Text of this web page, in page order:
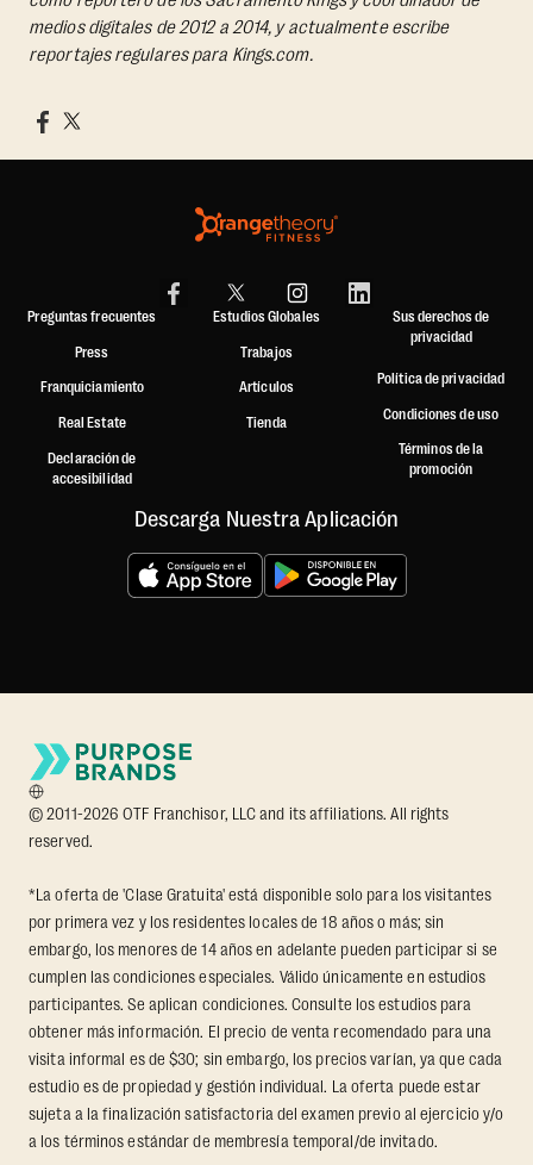
medios digitales de 2012 a 2014, y actualmente escribe
reportajes regulares para Kings.com.
Preguntas frecuentes
Press
Franquiciamiento
Real Estate
Declaración de
accesibilidad
Estudios Globales
Trabajos
Artículos
Tienda
Sus derechos de
privacidad
Política de privacidad
Condiciones de uso
Términos de la
promoción
Descarga Nuestra Aplicación
© 2011-2026 OTF Franchisor, LLC and its affiliations. All rights
reserved.
*La oferta de 'Clase Gratuita' está disponible solo para los visitantes
por primera vez y los residentes locales de 18 años o más; sin
embargo, los menores de 14 años en adelante pueden participar si se
cumplen las condiciones especiales. Válido únicamente en estudios
participantes. Se aplican condiciones. Consulte los estudios para
obtener más información. El precio de venta recomendado para una
visita informal es de $30; sin embargo, los precios varían, ya que cada
estudio es de propiedad y gestión individual. La oferta puede estar
sujeta a la finalización satisfactoria del examen previo al ejercicio y/o
a los términos estándar de membresía temporal/de invitado.